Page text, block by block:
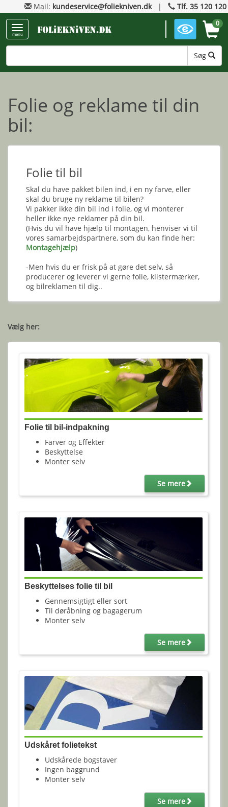
Mail: kundeservice@foliekniven.dk| Tlf. 35 120 120
menu
Søg
0
Folie og reklame til din
bil:
Folie til bil
Skal du have pakket bilen ind, i en ny farve, eller
skal du bruge ny reklame til bilen?
Vi pakker ikke din bil ind i folie, og vi monterer
heller ikke nye reklamer på din bil.
(Hvis du vil have hjælp til montagen, henviser vi til
vores samarbejdspartnere, som du kan finde her:
Montagehjælp)
-Men hvis du er frisk på at gøre det selv, så
producerer og leverer vi gerne folie, klistermærker,
og bilreklamen til dig..
Vælg her:
Folie til bil-indpakning
Farver og Effekter
Beskyttelse
Monter selv
Se mere
Beskyttelses folie til bil
Gennemsigtigt eller sort
Til døråbning og bagagerum
Monter selv
Se mere
Udskåret folietekst
Udskårede bogstaver
Ingen baggrund
Monter selv
Se mere